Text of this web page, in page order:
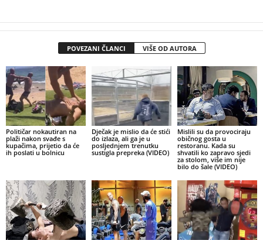
POVEZANI ČLANCI VIŠE OD AUTORA
Političar nokautiran na
plaži nakon svađe s
kupačima, prijetio da će
ih poslati u bolnicu
Dječak je mislio da će stići
do izlaza, ali ga je u
posljednjem trenutku
sustigla prepreka (VIDEO)
Mislili su da provociraju
običnog gosta u
restoranu. Kada su
shvatili ko zapravo sjedi
za stolom, više im nije
bilo do šale (VIDEO)